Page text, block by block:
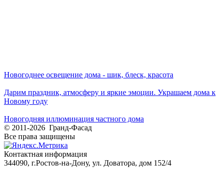
Новогоднее освещение дома - шик, блеск, красота
Дарим праздник, атмосферу и яркие эмоции. Украшаем дома к
Новому году
Новогодняя иллюминация частного дома
© 2011-2026 Гранд-Фасад
Все права защищены
Контактная информация
344090, г.Ростов-на-Дону, ул. Доватора, дом 152/4